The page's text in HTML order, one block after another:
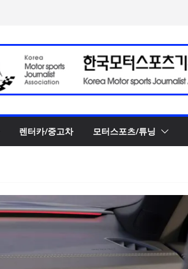
렌터카/중고차 모터스포츠/튜닝